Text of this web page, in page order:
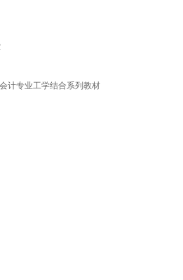
计专业工学结合系列教材